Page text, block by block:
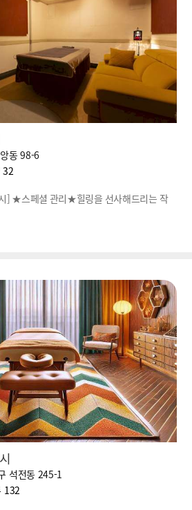
동 98-6
32
] ★스페셜 관리★힐링을 선사해드리는 작
석전동 245-1
132